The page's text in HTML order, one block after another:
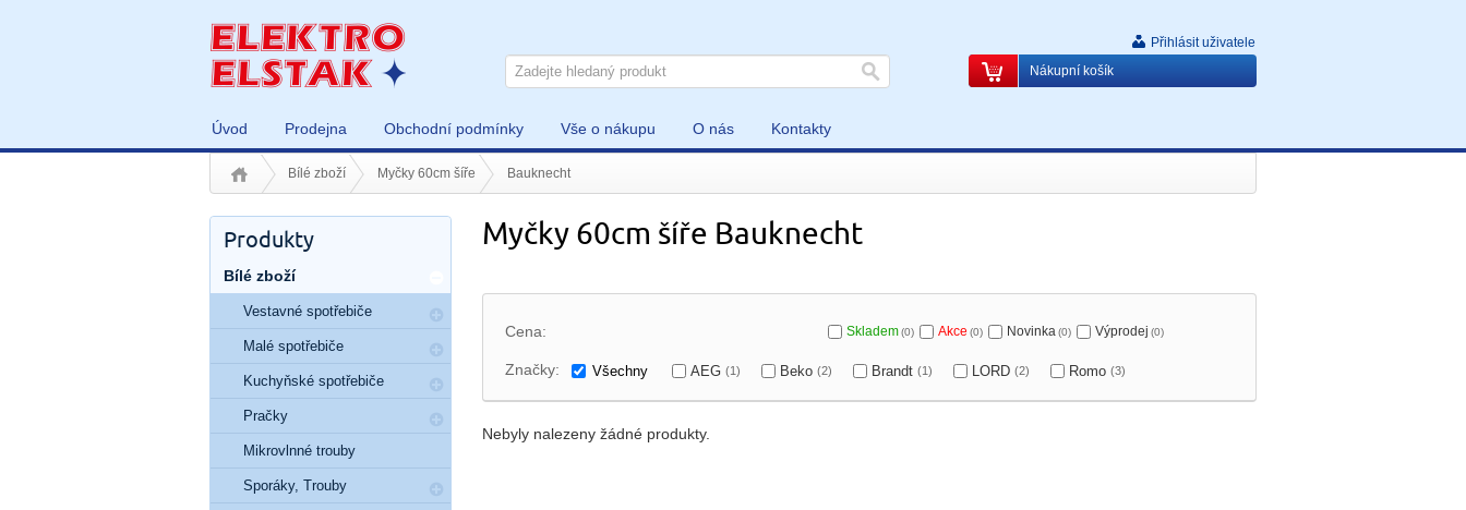
Úvod Prodejna Obchodní podmínky Vše o nákupu O nás Kontakty
Přihlásit uživatele
Nákupní košík
Bílé zboží Myčky 60cm šíře Bauknecht
Myčky 60cm šíře Bauknecht
Cena: Skladem(0) Akce (0) Novinka(0) Výprodej (0)
Značky: Všechny AEG (1) Beko (2) Brandt (1) LORD (2) Romo (3)
Nebyly nalezeny žádné produkty.
Produkty
Bílé zboží
Vestavné spotřebiče
Malé spotřebiče
Kuchyňské spotřebiče
Pračky
Mikrovlnné trouby
Sporáky, Trouby